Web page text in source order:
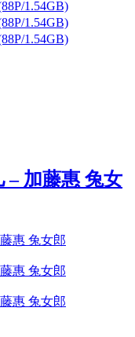
– 加藤惠 兔女